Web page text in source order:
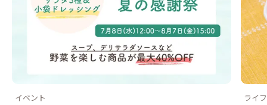
イベント ライ